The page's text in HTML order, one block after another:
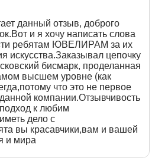
данный отзыв, доброго
и я хочу написать слова
ребятам ЮВЕЛИРАМ за их
искусства.Заказывал цепочку
бисмарк, проделанная
высшем уровне (как
что это не первое
компании.Отзывчивость
к любим
дело с
вы красавчики,вам и вашей
и мира